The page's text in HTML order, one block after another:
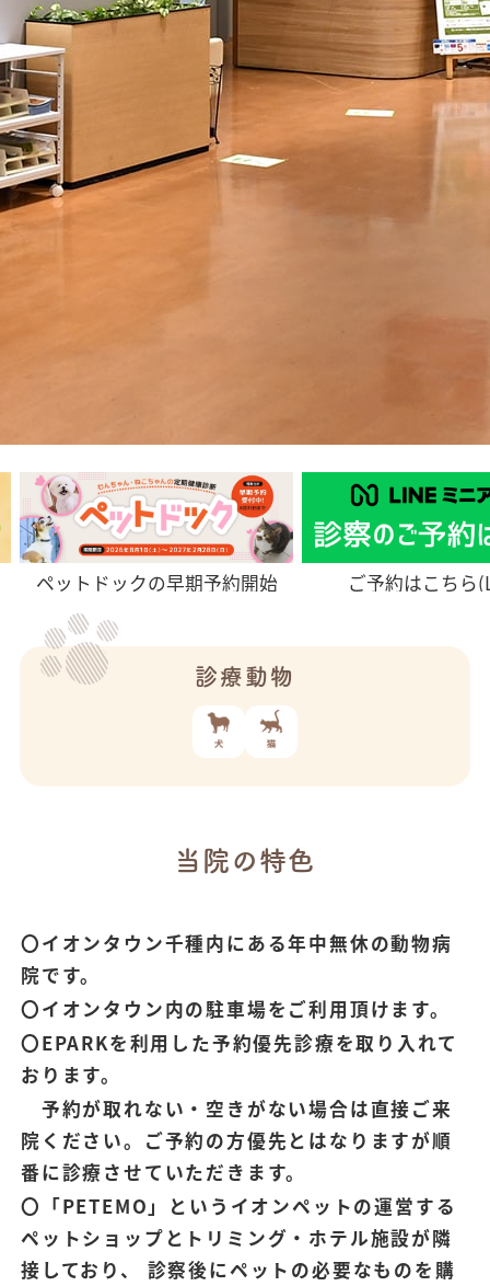
ペットドックの早期予約開始 ご予約はこちら
診療動物
当院の特色
〇イオンタウン千種内にある年中無休の動物病
院です。
〇イオンタウン内の駐車場をご利用頂けます。
〇EPARKを利用した予約優先診療を取り入れて
おります。
予約が取れない・空きがない場合は直接ご来
院ください。ご予約の方優先とはなりますが順
番に診療させていただきます。
〇「PETEMO」というイオンペットの運営する
ペットショップとトリミング・ホテル施設が隣
接しており、 診察後にペットの必要なものを購